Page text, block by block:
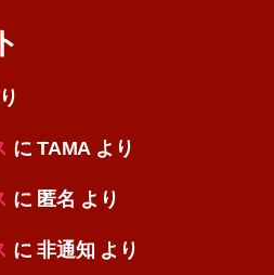
にTAMA より
に 匿名 より
に非通知 より